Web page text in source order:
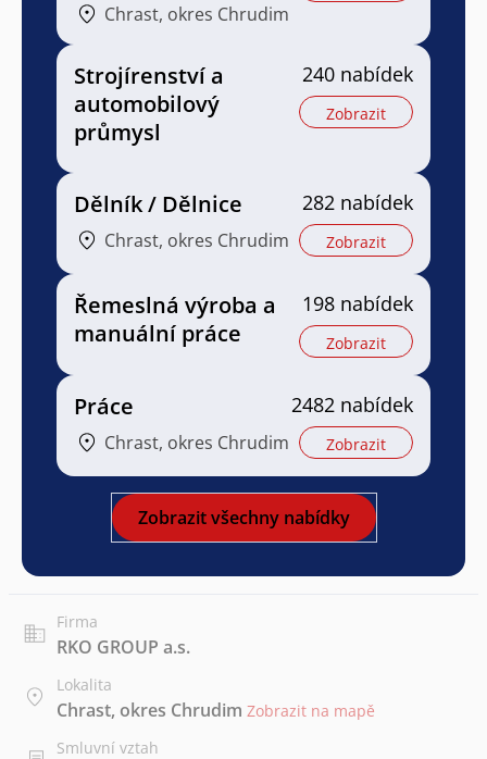
Chrast, okres Chrudim
Strojírenství a
automobilový
průmysl
240 nabídek
Zobrazit
Dělník / Dělnice
Chrast, okres Chrudim
282 nabídek
Zobrazit
Řemeslná výroba a
manuální práce
198 nabídek
Zobrazit
Práce
Chrast, okres Chrudim
2482 nabídek
Zobrazit
Zobrazit všechny nabídky
Firma
RKO GROUP a.s.
Lokalita
Chrast, okres Chrudim Zobrazit na mapě
Smluvní vztah